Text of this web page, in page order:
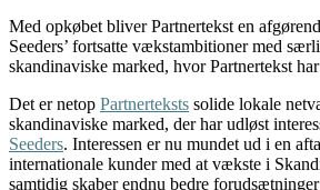
Med opkøbet bliver Partnertekst en
Seeders’ fortsatte vækstambitioner med
skandinaviske marked, hvor Partnertekst
Det er netop Partnerteksts solide lokale
skandinaviske marked, der har udløst
Seeders. Interessen er nu mundet ud i en
internationale kunder med at vækste i
samtidig skaber endnu bedre